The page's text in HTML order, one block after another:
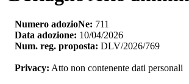
Numero adozioNe: 711
Data adozione: 10/04/2026
Num. reg. proposta: DLV/2026/769
Privacy: Atto non contenente dati personali